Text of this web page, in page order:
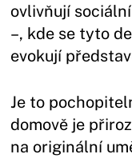
ovlivňují
–, kde se tyto
evokují
Je to
domově je
na originální